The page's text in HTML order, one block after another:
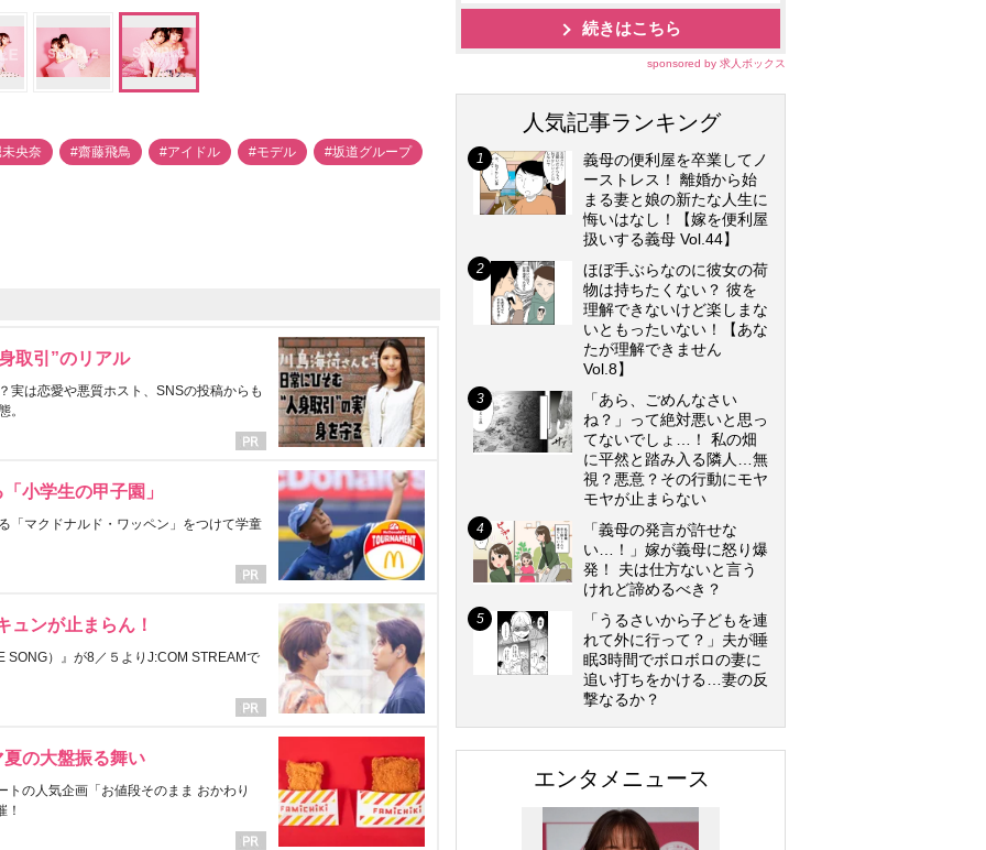
央奈 #齋藤飛鳥 #アイドル #モデル #坂道グループ
取引”のリアル
実は恋愛や悪質ホスト、SNSの投稿からも
。
小学生の甲子園」
「マクドナルド・ワッペン」をつけて学童
ュンが止まらん！
SONG）』が8／５よりJ:COM STREAMで
の大盤振る舞い
の人気企画「お値段そのまま おかわり
！
続きはこちら
sponsored by 求人ボックス
人気記事ランキング
義母の便利屋を卒業してノ
ーストレス！ 離婚から始
まる妻と娘の新たな人生に
悔いはなし！【嫁を便利屋
扱いする義母 Vol.44】
ほぼ手ぶらなのに彼女の荷
物は持ちたくない？ 彼を
理解できないけど楽しまな
いともったいない！【あな
たが理解できません
Vol.8】
「あら、ごめんなさい
ね？」って絶対悪いと思っ
てないでしょ…！ 私の畑
に平然と踏み入る隣人…無
視？悪意？その行動にモヤ
モヤが止まらない
「義母の発言が許せな
い…！」嫁が義母に怒り爆
発！ 夫は仕方ないと言う
けれど諦めるべき？
「うるさいから子どもを連
れて外に行って？」夫が睡
眠3時間でボロボロの妻に
追い打ちをかける…妻の反
撃なるか？
エンタメニュース